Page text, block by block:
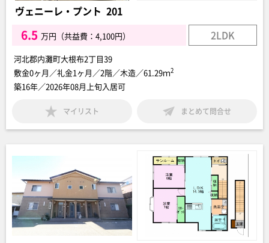
ヴェニーレ・プント 201
6.5 万円（共益費：4,100円） 2LDK
河北郡内灘町大根布2丁目39
敷金0ヶ月／礼金1ヶ月／2階／木造／61.29ｍ2
築16年／2026年08月上旬入居可
マイリスト まとめて問合せ